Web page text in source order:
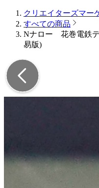
クリエイターズマー
すべての商品
Nナロー 花巻電鉄
易版)